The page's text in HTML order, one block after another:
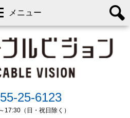
25-6123
17:30（日・祝日除く）
メニュー